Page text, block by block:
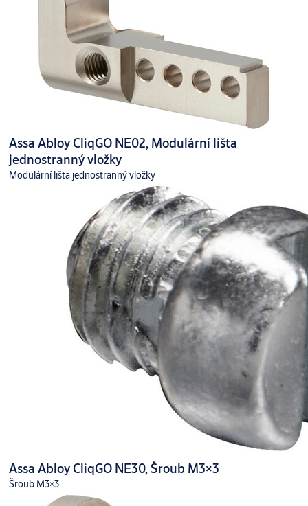
Assa Abloy CliqGO NE02, Modulární lišta
jednostranný vložky
Modulární lišta jednostranný vložky
Assa Abloy CliqGO NE30, Šroub M3×3
Šroub M3×3